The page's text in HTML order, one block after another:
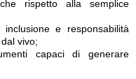
rispetto alla semplice
e responsabilità
vivo;
capaci di generare